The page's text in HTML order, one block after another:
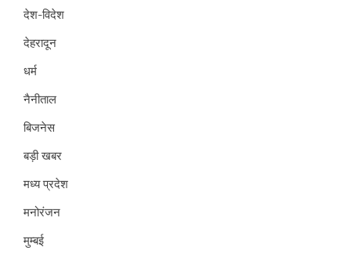
देश-विदेश
देहरादून
धर्म
नैनीताल
बिजनेस
बड़ी खबर
मध्य प्रदेश
मनोरंजन
मुम्बई